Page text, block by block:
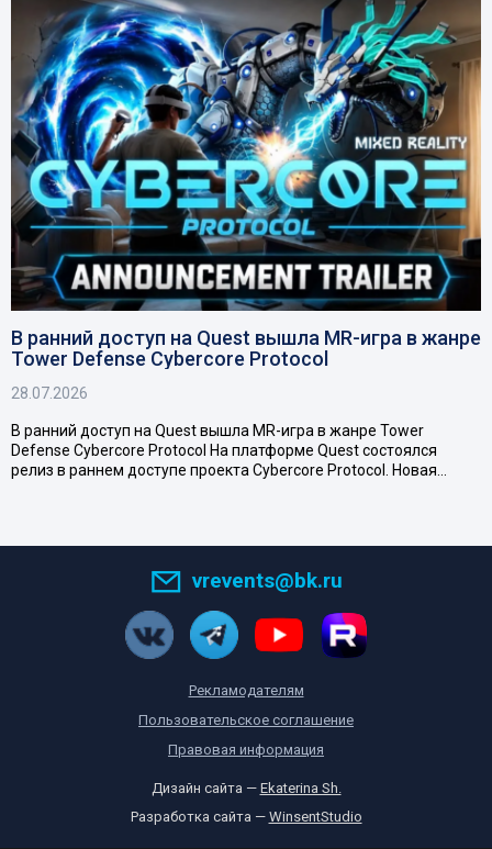
В ранний доступ на Quest вышла MR-игра в жанре
Tower Defense Cybercore Protocol
28.07.2026
В ранний доступ на Quest вышла MR-игра в жанре Tower
Defense Cybercore Protocol На платформе Quest состоялся
релиз в раннем доступе проекта Cybercore Protocol. Новая…
vrevents@bk.ru
Рекламодателям
Пользовательское соглашение
Правовая информация
Дизайн сайта — Ekaterina Sh.
Разработка сайта — WinsentStudio